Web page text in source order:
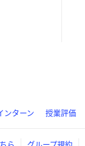
ンターン 授業評価